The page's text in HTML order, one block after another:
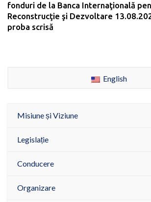
fonduri de la Banca Internaţională
Reconstrucţie şi Dezvoltare
proba scrisă
English
Misiune și Viziune
Legislație
Conducere
Organizare